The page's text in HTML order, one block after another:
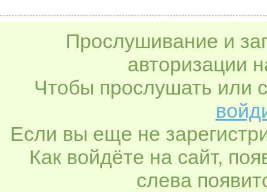
Прослушивание и
авторизации
Чтобы прослушать или
Если вы еще не
Как войдёте на сайт,
слева